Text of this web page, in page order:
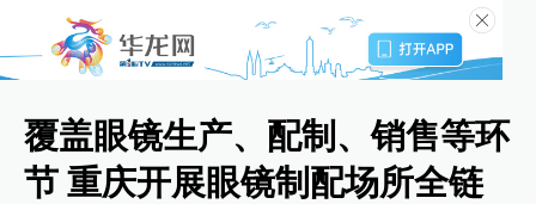
覆盖眼镜生产、配制、销售等环
节 重庆开展眼镜制配场所全链